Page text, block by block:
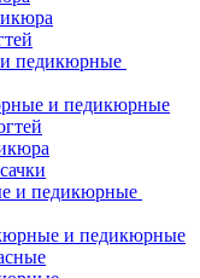
педикюрные
и педикюрные
и педикюрные
и педикюрные